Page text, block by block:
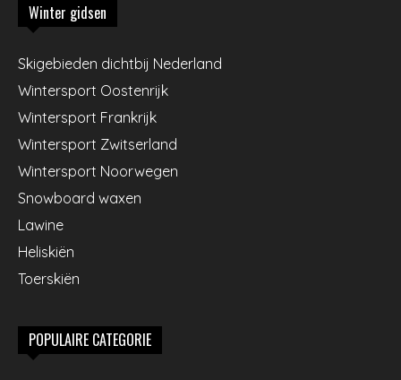
Winter gidsen
Skigebieden dichtbij Nederland
Wintersport Oostenrijk
Wintersport Frankrijk
Wintersport Zwitserland
Wintersport Noorwegen
Snowboard waxen
Lawine
Heliskiën
Toerskiën
POPULAIRE CATEGORIE